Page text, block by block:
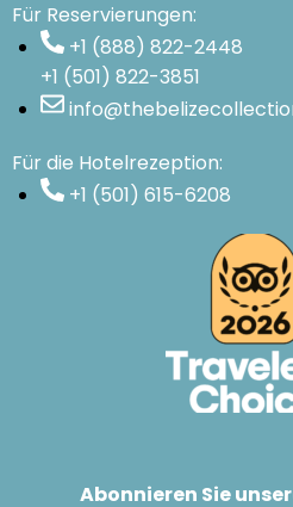
Für Reservierungen:
+1 (888) 822-2448
+1 (501) 822-3851
Für die Hotelrezeption:
+1 (501) 615-6208
Abonnieren Sie